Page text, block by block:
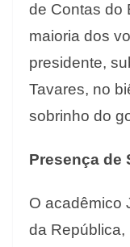
de Contas do
maioria dos
presidente,
Tavares, no
sobrinho do
Presença de
O acadêmico
da República,